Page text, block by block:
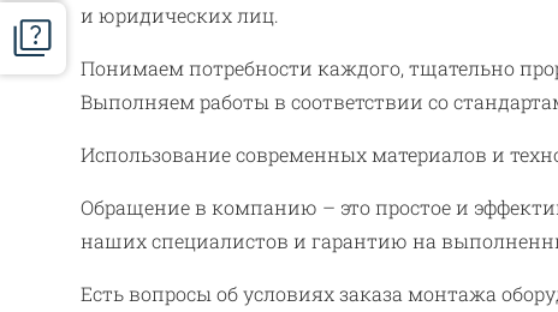
и юридических лиц.
Понимаем потребности каждого, тщательно
Выполняем работы в соответствии со
Использование современных материалов и
Обращение в компанию – это простое и
наших специалистов и гарантию на
Есть вопросы об условиях заказа монтажа